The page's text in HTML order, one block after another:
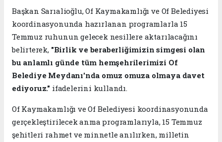
Başkan Sarıalioğlu, Of Kaymakamlığı ve Of Belediyesi
koordinasyonunda hazırlanan programlarla 15
Temmuz ruhunun gelecek nesillere aktarılacağını
belirterek, "Birlik ve beraberliğimizin simgesi olan
bu anlamlı günde tüm hemşehrilerimizi Of
Belediye Meydanı'nda omuz omuza olmaya davet
ediyoruz." ifadelerini kullandı.
Of Kaymakamlığı ve Of Belediyesi koordinasyonunda
gerçekleştirilecek anma programlarıyla, 15 Temmuz
şehitleri rahmet ve minnetle anılırken, milletin